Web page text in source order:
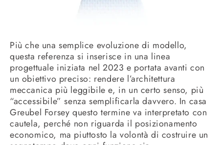
Più che una semplice evoluzione di modello,
questa referenza si inserisce in una linea
progettuale iniziata nel 2023 e portata avanti con
un obiettivo preciso: rendere l’architettura
meccanica più leggibile e, in un certo senso, più
“accessibile” senza semplificarla davvero. In casa
Greubel Forsey questo termine va interpretato con
cautela, perché non riguarda il posizionamento
economico, ma piuttosto la volontà di costruire un